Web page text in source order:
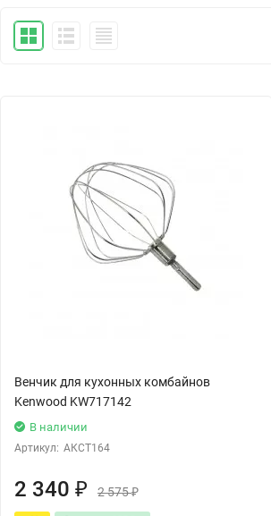
Венчик для кухонных комбайнов
Kenwood KW717142
В наличии
Артикул: АКСТ164
2 340 ₽ 2 575₽